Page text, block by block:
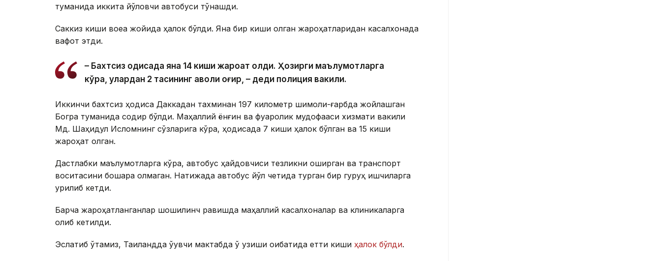
туманида иккита йўловчи автобуси тўқнашди.
Саккиз киши воқеа жойида ҳалок бўлди. Яна бир киши олган жароҳатларидан касалхонада
вафот этди.
– Бахтсиз ҳодисада яна 14 киши жароҳат олди. Ҳозирги маълумотларга
кўра, улардан 2 тасининг аҳволи оғир, – деди полиция вакили.
Иккинчи бахтсиз ҳодиса Даккадан тахминан 197 километр шимоли-ғарбда жойлашган
Богра туманида содир бўлди. Маҳаллий ёнғин ва фуқаролик мудофааси хизмати вакили
Мд. Шаҳидул Исломнинг сўзларига кўра, ҳодисада 7 киши ҳалок бўлган ва 15 киши
жароҳат олган.
Дастлабки маълумотларга кўра, автобус ҳайдовчиси тезликни оширган ва транспорт
воситасини бошқара олмаган. Натижада автобус йўл четида турган бир гуруҳ ишчиларга
урилиб кетди.
Барча жароҳатланганлар шошилинч равишда маҳаллий касалхоналар ва клиникаларга
олиб кетилди.
Эслатиб ўтамиз, Таиландда ўқувчи мактабда ўқ узиши оқибатида етти киши ҳалок бўлди.